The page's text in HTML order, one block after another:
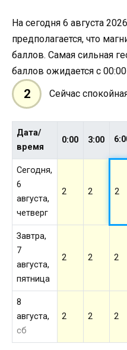
На сегодня 6 августа
предполагается, что
баллов. Самая сильная
баллов ожидается с
2 Сейчас
Дата/
время
0:00 3:00
Сегодня,
6
августа,
четверг
2 2 2
Завтра,
7
августа,
пятница
2 2 2
8
августа,
сб
2 2 2